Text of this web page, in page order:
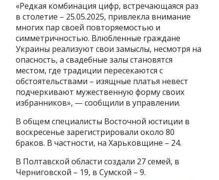
«Редкая комбинация цифр, встречающаяся раз
в столетие – 25.05.2025, привлекла внимание
многих пар своей повторяемостью и
симметричностью. Влюбленные граждане
Украины реализуют свои замыслы, несмотря на
опасность, а свадебные залы становятся
местом, где традиции пересекаются с
обстоятельствами – изящные платья невест
подчеркивают мужественную форму своих
избранников», — сообщили в управлении.
В общем специалисты Восточной юстиции в
воскресенье зарегистрировали около 80
браков. В частности, на Харьковщине – 24.
В Полтавской области создали 27 семей, в
Черниговской – 19, в Сумской – 9.